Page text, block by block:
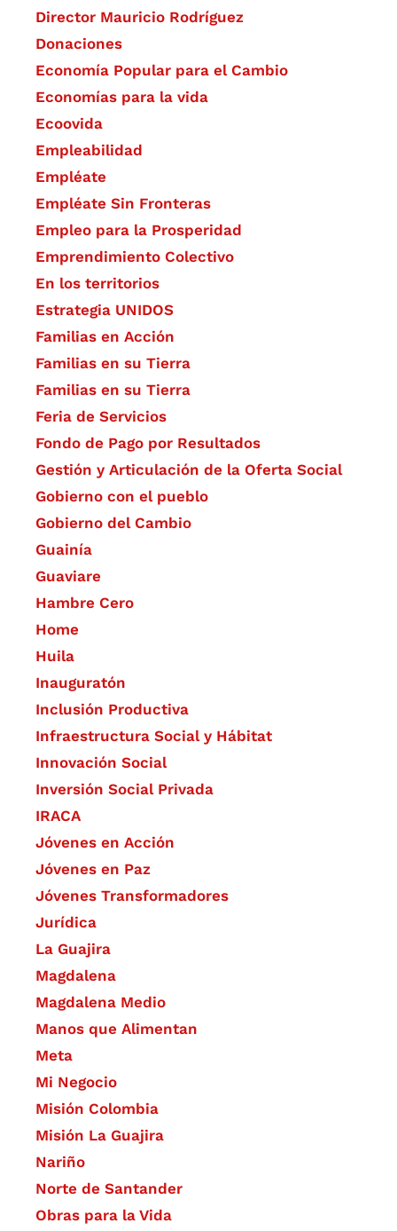
Director Mauricio Rodríguez
Donaciones
Economía Popular para el Cambio
Economías para la vida
Ecoovida
Empleabilidad
Empléate
Empléate Sin Fronteras
Empleo para la Prosperidad
Emprendimiento Colectivo
En los territorios
Estrategia UNIDOS
Familias en Acción
Familias en su Tierra
Familias en su Tierra
Feria de Servicios
Fondo de Pago por Resultados
Gestión y Articulación de la Oferta Social
Gobierno con el pueblo
Gobierno del Cambio
Guainía
Guaviare
Hambre Cero
Home
Huila
Inauguratón
Inclusión Productiva
Infraestructura Social y Hábitat
​Innovación Social
Inversión Social Privada
IRACA
Jóvenes en Acción
Jóvenes en Paz
Jóvenes Transformadores
Jurídica
La Guajira
Magdalena
Magdalena Medio
Manos que Alimentan
Meta
Mi Negocio
Misión Colombia
Misión La Guajira
Nariño
Norte de Santander
Obras para la Vida